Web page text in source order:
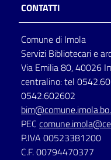
Seguici
su
CONTATTI
Comune di Imola
Servizi Bibliotecari e
Via Emilia 80, 40026
centralino: tel
0542.602602
PEC
P.IVA 00523381200
C.F. 00794470377